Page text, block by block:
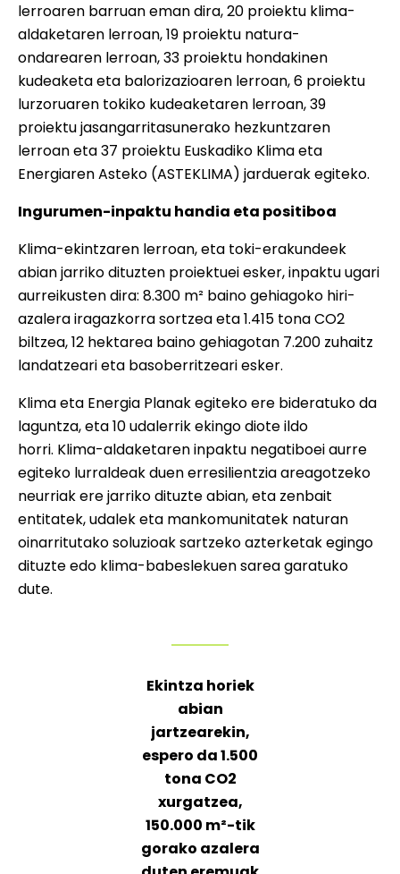
lerroaren barruan eman dira, 20 proiektu klima-
aldaketaren lerroan, 19 proiektu natura-
ondarearen lerroan, 33 proiektu hondakinen
kudeaketa eta balorizazioaren lerroan, 6 proiektu
lurzoruaren tokiko kudeaketaren lerroan, 39
proiektu jasangarritasunerako hezkuntzaren
lerroan eta 37 proiektu Euskadiko Klima eta
Energiaren Asteko (ASTEKLIMA) jarduerak egiteko.
Ingurumen-inpaktu handia eta positiboa
Klima-ekintzaren lerroan, eta toki-erakundeek
abian jarriko dituzten proiektuei esker, inpaktu ugari
aurreikusten dira: 8.300 m² baino gehiagoko hiri-
azalera iragazkorra sortzea eta 1.415 tona CO2
biltzea, 12 hektarea baino gehiagotan 7.200 zuhaitz
landatzeari eta basoberritzeari esker.
Klima eta Energia Planak egiteko ere bideratuko da
laguntza, eta 10 udalerrik ekingo diote ildo
horri. Klima-aldaketaren inpaktu negatiboei aurre
egiteko lurraldeak duen erresilientzia areagotzeko
neurriak ere jarriko dituzte abian, eta zenbait
entitatek, udalek eta mankomunitatek naturan
oinarritutako soluzioak sartzeko azterketak egingo
dituzte edo klima-babeslekuen sarea garatuko
dute.
Ekintza horiek
abian
jartzearekin,
espero da 1.500
tona CO2
xurgatzea,
150.000 m²-tik
gorako azalera